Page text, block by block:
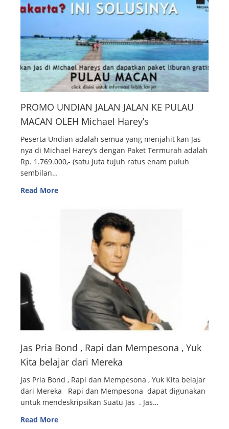
PROMO UNDIAN JALAN JALAN KE PULAU
MACAN OLEH Michael Harey’s
Peserta Undian adalah semua yang menjahit kan Jas
nya di Michael Harey’s dengan Paket Termurah adalah
Rp. 1.769.000,- (satu juta tujuh ratus enam puluh
sembilan…
Read More
Jas Pria Bond , Rapi dan Mempesona , Yuk
Kita belajar dari Mereka
Jas Pria Bond , Rapi dan Mempesona , Yuk Kita belajar
dari Mereka Rapi dan Mempesona dapat digunakan
untuk mendeskripsikan Suatu Jas . Jas…
Read More